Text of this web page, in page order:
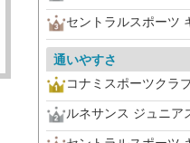
セントラルスポーツ
通いやすさ
コナミスポーツクラ
ルネサンス ジュニア